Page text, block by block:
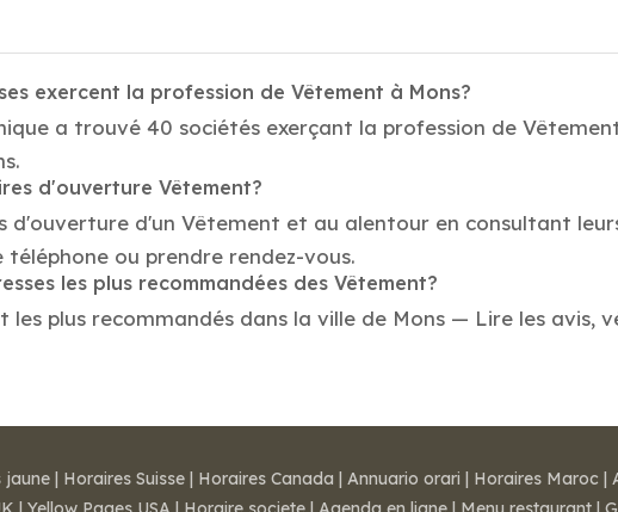
exercent la profession de Vêtement à Mons?
a trouvé 40 sociétés exerçant la profession de
d'ouverture Vêtement?
d'ouverture d'un Vêtement et au alentour en consultant
téléphone ou prendre rendez-vous.
les plus recommandées des Vêtement?
les plus recommandés dans la ville de Mons — Lire les avis,
jaune | Horaires Suisse | Horaires Canada | Annuario orari | Horaires Maroc |